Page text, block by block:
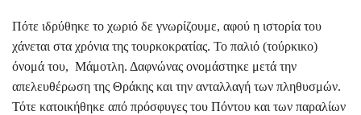
Πότε ιδρύθηκε το χωριό δε γνωρίζουμε, αφού η ιστορία του
χάνεται στα χρόνια της τουρκοκρατίας. Το παλιό (τούρκικο)
όνομά του, Μάμοτλη. Δαφνώνας ονομάστηκε μετά την
απελευθέρωση της Θράκης και την ανταλλαγή των πληθυσμών.
Τότε κατοικήθηκε από πρόσφυγες του Πόντου και των παραλίων